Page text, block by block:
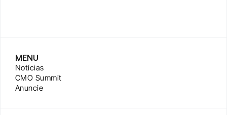
MENU
Notícias
CMO Summit
Anuncie